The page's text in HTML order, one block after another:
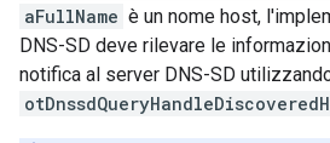
aFullName è un nome host,
DNS-SD deve rilevare le
notifica al server DNS-SD